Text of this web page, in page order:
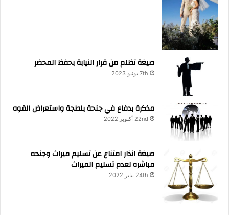
صيغة تظلم من قرار النيابة بحفظ المحضر
7th يونيو 2023
مذكرة بدفاع في جنحة بلطجة واستعراض القوه
22nd أكتوبر 2022
صيغة انذار امتناع عن تسليم ميراث وجنحه
مباشره لعدم تسليم الميراث
24th يناير 2022